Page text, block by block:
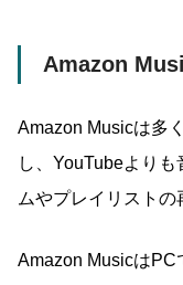
Amazon
Amazon Musicは多
し、YouTubeより
ムやプレイリストの
Amazon MusicはPC